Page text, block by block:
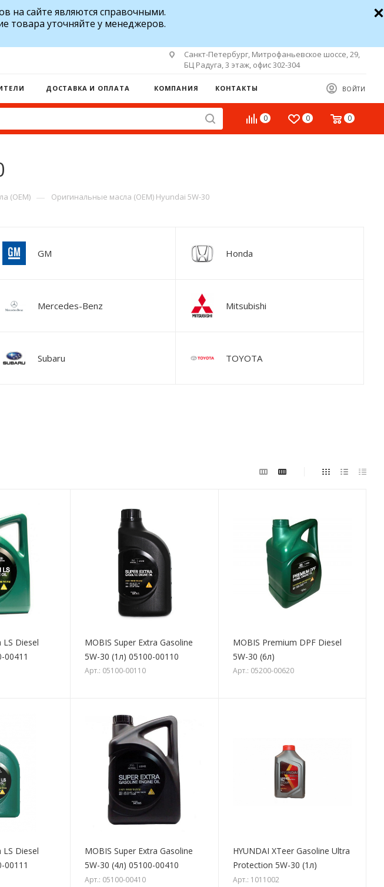
сайте являются справочными.
товара уточняйте у менеджеров.
Санкт-Петербург, Митрофаньевское шоссе, 29,
БЦ Радуга, 3 этаж, офис 302-304
ВОЙТИ
ДОСТАВКА И ОПЛАТА КОМПАНИЯ КОНТАКТЫ
0 0 0
(OEM) — Оригинальные масла (OEM) Hyundai 5W-30
GM Honda
Mercedes-Benz Mitsubishi
Subaru TOYOTA
LS Diesel
00411
MOBIS Super Extra Gasoline
5W-30 (1л) 05100-00110
Арт.: 05100-00110
MOBIS Premium DPF Diesel
5W-30 (6л)
Арт.: 05200-00620
LS Diesel
00111
MOBIS Super Extra Gasoline
5W-30 (4л) 05100-00410
Арт.: 05100-00410
HYUNDAI XTeer Gasoline Ultra
Protection 5W-30 (1л)
Арт.: 1011002